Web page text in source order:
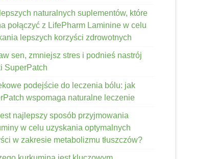
naturalnych suplementów, które
połączyć z LifePharm Laminine w celu
lepszych korzyści zdrowotnych
sen, zmniejsz stres i podnieś nastrój
SuperPatch
podejście do leczenia bólu: jak
wspomaga naturalne leczenie
najlepszy sposób przyjmowania
w celu uzyskania optymalnych
w zakresie metabolizmu tłuszczów?